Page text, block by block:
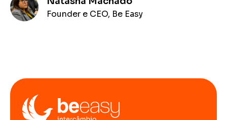
Founder e CEO, Be Easy